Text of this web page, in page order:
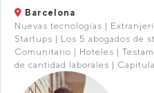
Barcelona
Nuevas tecnologías |
Startups | Los 5 abogados de
Comunitario | Hoteles |
de cantidad laborales |